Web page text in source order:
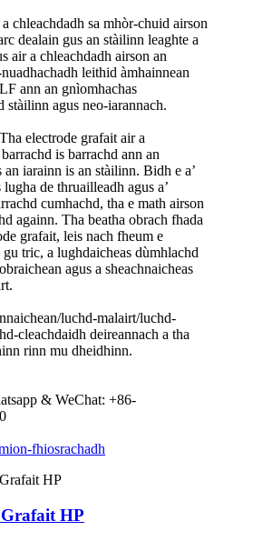
chleachdadh sa mhòr-chuid airson
dealain gus an stàilinn leaghte a
air a chleachdadh airson an
leithid àmhainnean
ann an gnìomhachas
stàilinn agus neo-iarannach.
electrode grafait air a
is barrachd ann an
an iarainn is an stàilinn. Bidh e a’
lugha de thruailleadh agus a’
cumhachd, tha e math airson
againn. Tha beatha obrach fhada
grafait, leis nach fheum e
gu tric, a lughdaicheas dùmhlachd
agus a sheachnaicheas
luchd-malairt/luchd-
cleachdaidh deireannach a tha
rinn mu dheidhinn.
& WeChat: +86-
fhiosrachadh
HP